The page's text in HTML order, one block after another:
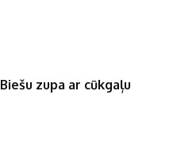
Biešu zupa ar cūkgaļu